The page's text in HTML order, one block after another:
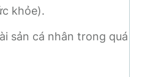
khỏe).
sản cá nhân trong quá